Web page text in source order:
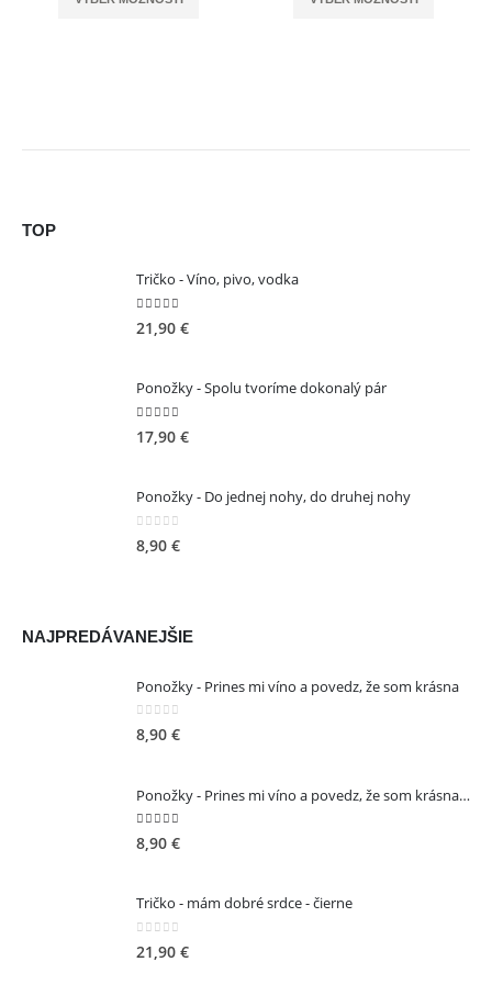
TOP
Tričko - Víno, pivo, vodka
5.00out of 5
21,90 €
Ponožky - Spolu tvoríme dokonalý pár
5.00out of 5
17,90 €
Ponožky - Do jednej nohy, do druhej nohy
0 out of 5
8,90 €
NAJPREDÁVANEJŠIE
Ponožky - Prines mi víno a povedz, že som krásna
0 out of 5
8,90 €
Ponožky - Prines mi víno a povedz, že som krásna - ružové
5.00out of 5
8,90 €
Tričko - mám dobré srdce - čierne
0 out of 5
21,90 €
Jantárová 30, Košice
SME DOSTUPNÍ:
Podmienky používania